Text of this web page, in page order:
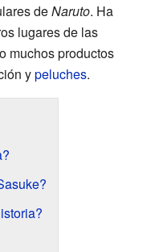
deNaruto. Ha
lugares de las
muchos productos
ypeluches.